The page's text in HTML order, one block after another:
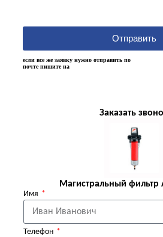
Отправить
если все же заявку нужно отправить по
почте пишите на
Заказать
Магистральный фильтр
Имя
Телефон